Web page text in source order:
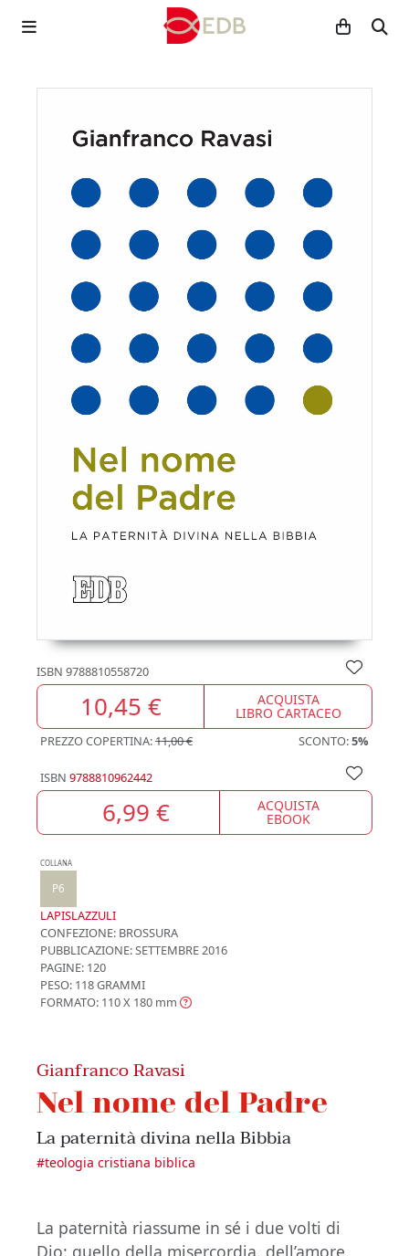
ISBN 9788810558720
10,45 € ACQUISTA
LIBRO CARTACEO
PREZZO COPERTINA:11,00 € SCONTO:5%
ISBN 9788810962442
6,99 € ACQUISTA
EBOOK
COLLANA
P6
LAPISLAZZULI
CONFEZIONE: BROSSURA
PUBBLICAZIONE:SETTEMBRE 2016
PAGINE: 120
PESO: 118 GRAMMI
FORMATO: 110 X 180 mm
Gianfranco Ravasi
Nel nome del Padre
La paternità divina nella Bibbia
#teologia cristiana biblica
La paternità riassume in sé i due volti di
Dio: quello della misercordia, dell’amore,